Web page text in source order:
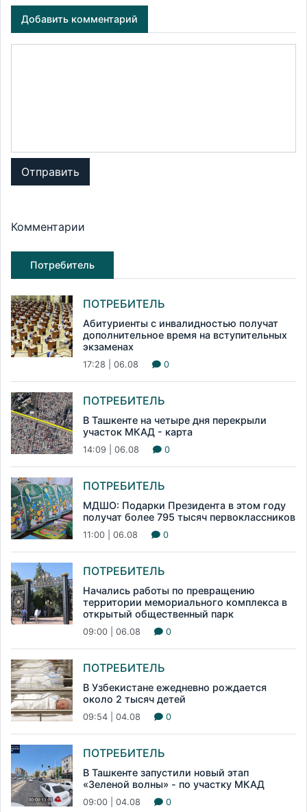
Добавить комментарий
Отправить
Комментарии
Потребитель
ПОТРЕБИТЕЛЬ
Абитуриенты с инвалидностью получат
дополнительное время на вступительных
экзаменах
17:28 | 06.08 0
ПОТРЕБИТЕЛЬ
В Ташкенте на четыре дня перекрыли
участок МКАД - карта
14:09 | 06.08 0
ПОТРЕБИТЕЛЬ
МДШО: Подарки Президента в этом году
получат более 795 тысяч первоклассников
11:00 | 06.08 0
ПОТРЕБИТЕЛЬ
Начались работы по превращению
территории мемориального комплекса в
открытый общественный парк
09:00 | 06.08 0
ПОТРЕБИТЕЛЬ
В Узбекистане ежедневно рождается
около 2 тысяч детей
09:54 | 04.08 0
ПОТРЕБИТЕЛЬ
В Ташкенте запустили новый этап
«Зеленой волны» - по участку МКАД
09:00 | 04.08 0